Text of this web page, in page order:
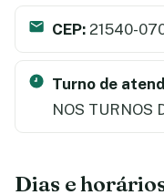
CEP: 21540-
Turno de
NOS TURNOS
Dias e